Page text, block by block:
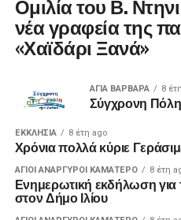
νέα γραφεία της
«Χαϊδάρι Ξανά»
ΑΓΙΑ ΒΑΡΒΑΡΑ 8
Σύγχρονη Πόλη
ΕΚΚΛΗΣΊΑ 8 έτη ago
Χρόνια πολλά κύριε
ΑΓΙΟΙ ΑΝΑΡΓΥΡΟΙ ΚΑΜΑΤΕΡΟ 8 έτη
Ενημερωτική εκδήλωση για
στον Δήμο Ιλίου